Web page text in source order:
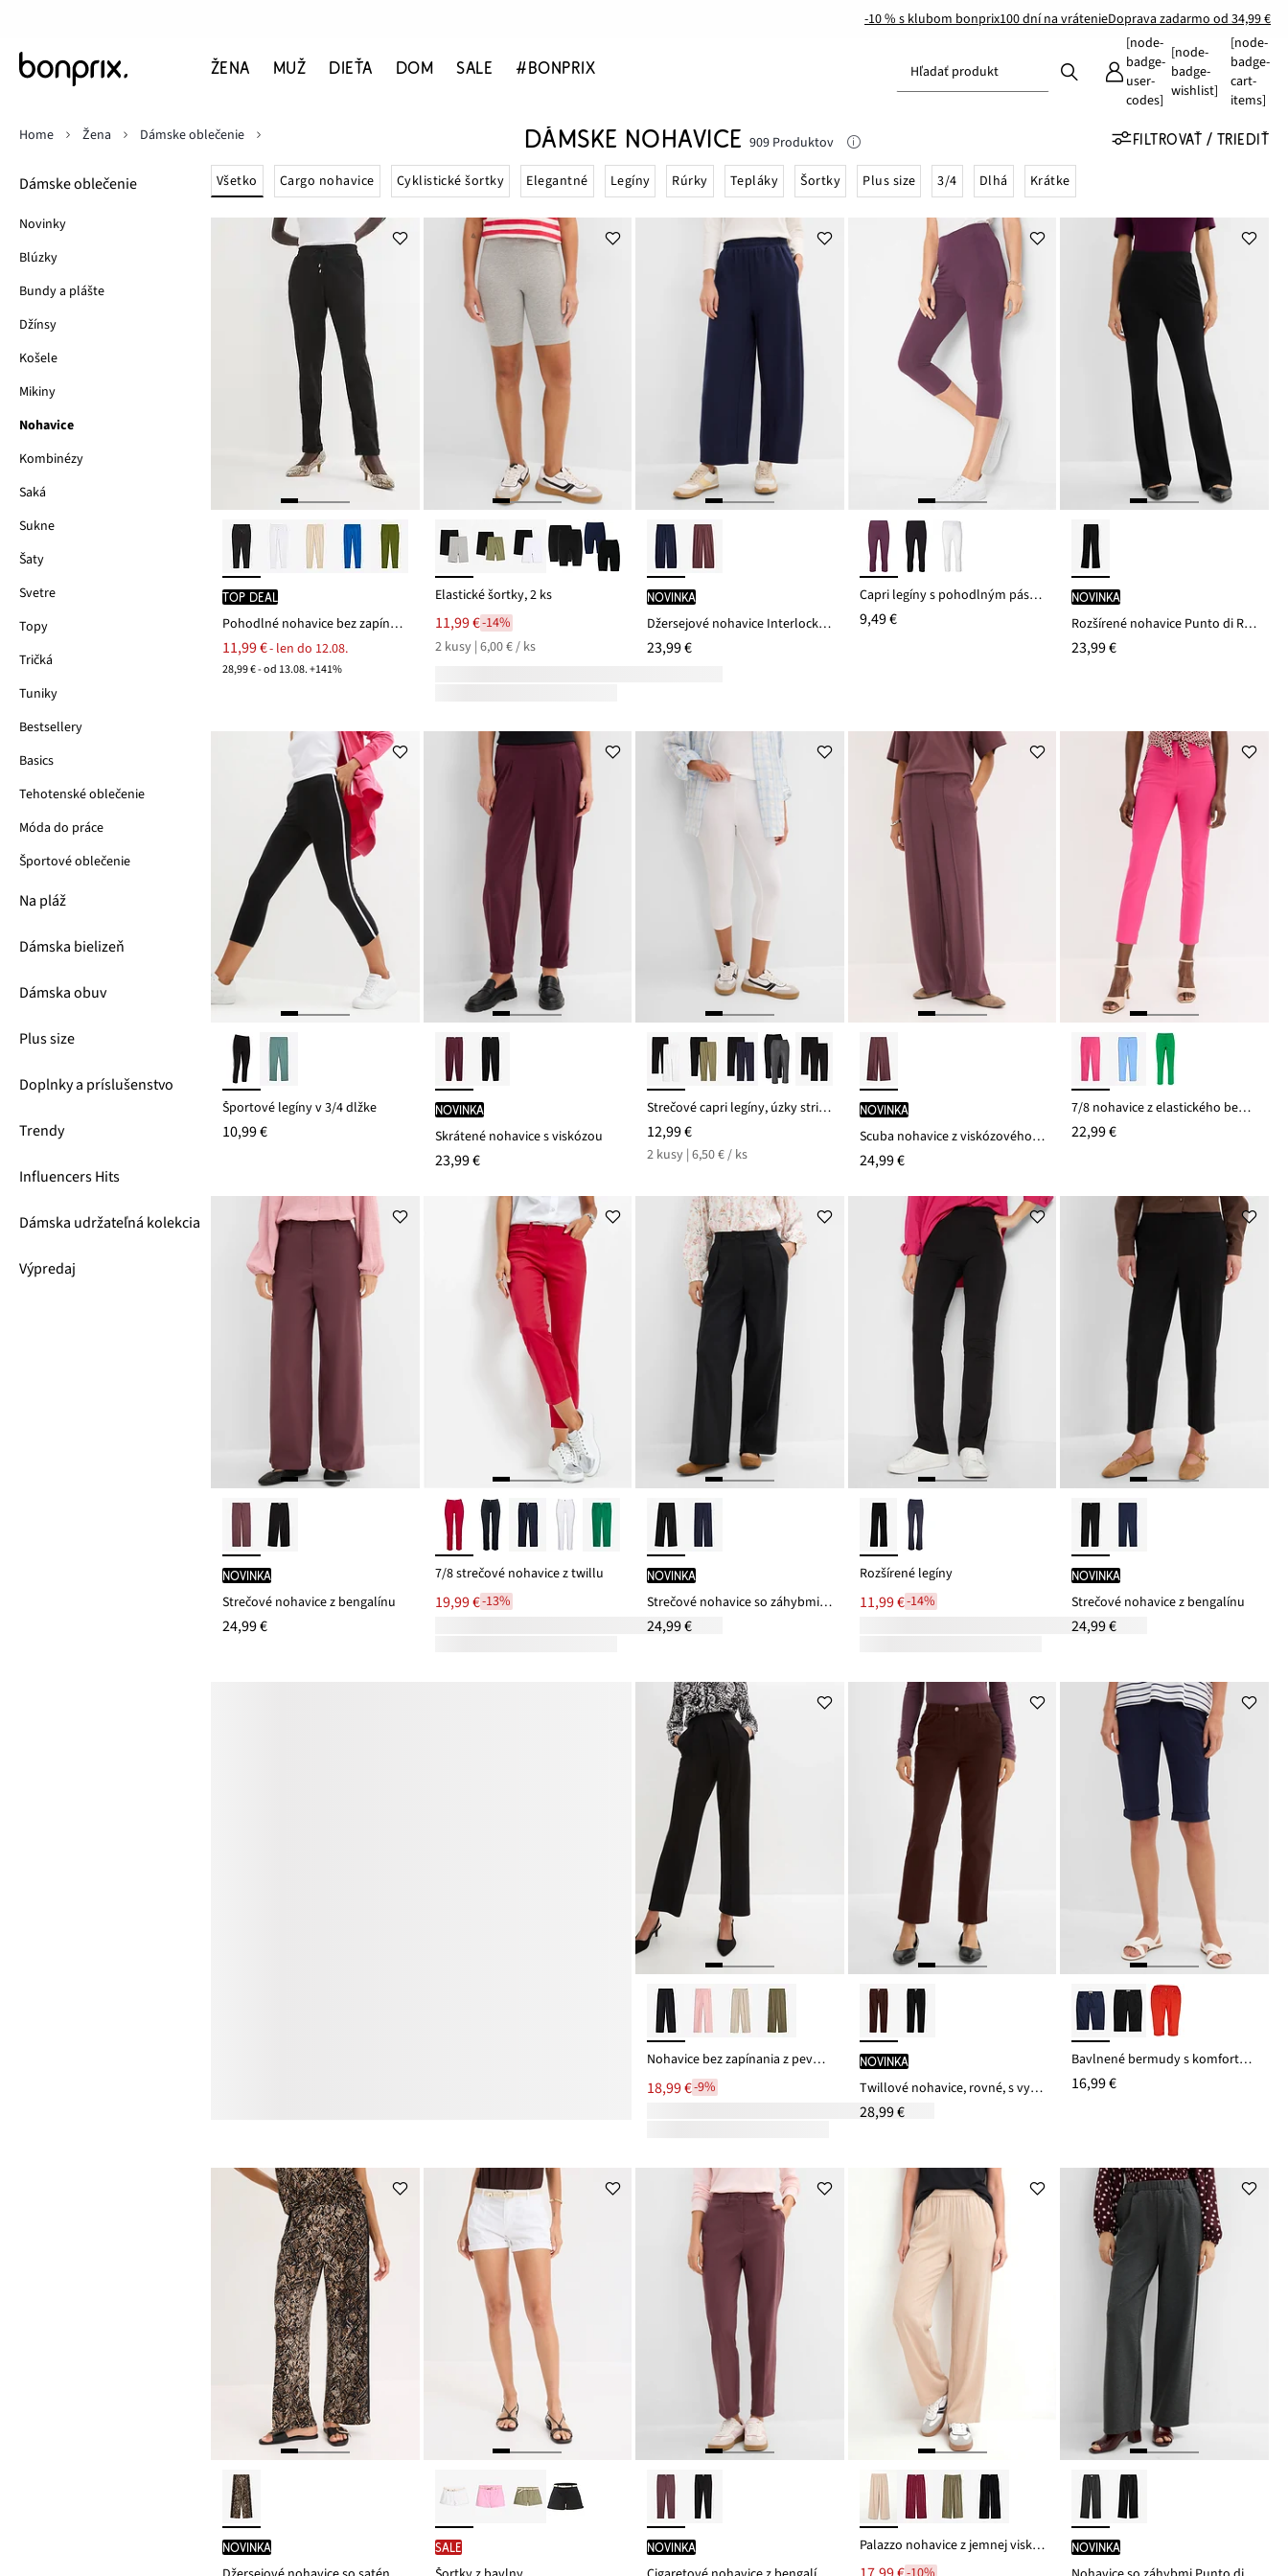
-10 % s klubom bonprix100 dní na vrátenieDoprava zadarmo od 34,99 €
ŽENA MUŽ DIEŤA DOM SALE #BONPRIX Hľadať produkt
[node-
badge-
user-
codes]
[node-
badge-
wishlist]
[node-
badge-
cart-
items]
Dámske oblečenie
Novinky
Blúzky
Bundy a plášte
Džínsy
Košele
Mikiny
Nohavice
Kombinézy
Saká
Sukne
Šaty
Svetre
Topy
Tričká
Tuniky
Bestsellery
Basics
Tehotenské oblečenie
Móda do práce
Športové oblečenie
Na pláž
Dámska bielizeň
Dámska obuv
Plus size
Doplnky a príslušenstvo
Trendy
Influencers Hits
Dámska udržateľná kolekcia
Výpredaj
Home Žena Dámske oblečenie DÁMSKE NOHAVICE909 Produktov FILTROVAŤ / TRIEDIŤ
Všetko Cargo nohavice Cyklistické šortky Elegantné Legíny Rúrky Tepláky Šortky Plus size 3/4 Dlhá Krátke
TOP DEAL
Pohodlné nohavice bez zapínania Punto di Roma
11,99 €- len do 12.08.
28,99 € - od 13.08. +141%
Elastické šortky, 2 ks
11,99 €-14%
2 kusy | 6,00 € / ks
novinka
Džersejové nohavice Interlock, bavlna
23,99 €
Capri legíny s pohodlným pásom
9,49 €
novinka
Rozšírené nohavice Punto di Roma
23,99 €
Športové legíny v 3/4 dĺžke
10,99 €
novinka
Skrátené nohavice s viskózou
23,99 €
Strečové capri legíny, úzky strih (2 ks)
12,99 €
2 kusy | 6,50 € / ks
novinka
Scuba nohavice z viskózového mixu
24,99 €
7/8 nohavice z elastického bengalínu
22,99 €
novinka
Strečové nohavice z bengalínu
24,99 €
7/8 strečové nohavice z twillu
19,99 €-13%
novinka
Strečové nohavice so záhybmi, z bengalínu
24,99 €
Rozšírené legíny
11,99 €-14%
novinka
Strečové nohavice z bengalínu
24,99 €
Nohavice bez zapínania z pevnej kvality Interlock
18,99 €-9%
novinka
Twillové nohavice, rovné, s vysokým pásom
28,99 €
Bavlnené bermudy s komfortným pásom z bavlneného mixu
16,99 €
novinka SALE novinka Palazzo nohavice z jemnej viskózy novinka